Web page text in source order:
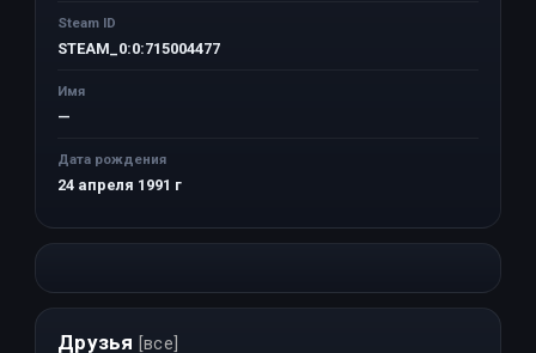
Steam ID
STEAM_0:0:715004477
Имя
—
Дата рождения
24 апреля 1991 г
Друзья [все]